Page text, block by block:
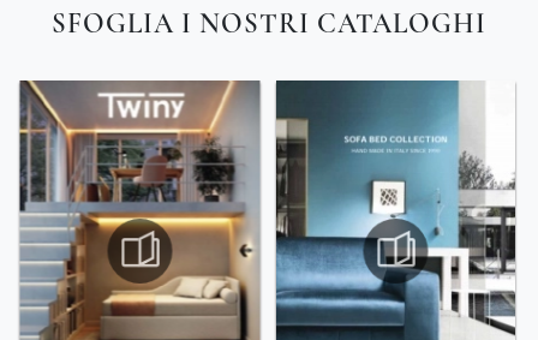
SFOGLIA I NOSTRI CATALOGHI